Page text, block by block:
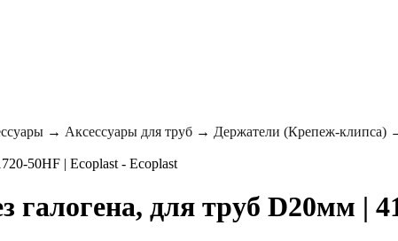
→ Аксессуары для труб → Держатели (Крепеж-клипса)
галогена, для труб D20мм |